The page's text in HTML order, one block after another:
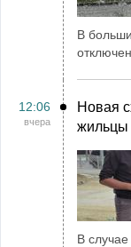
В
12:06
вчера
Новая
жильцы
В